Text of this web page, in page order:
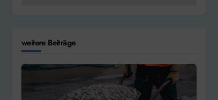
weitere Beiträge